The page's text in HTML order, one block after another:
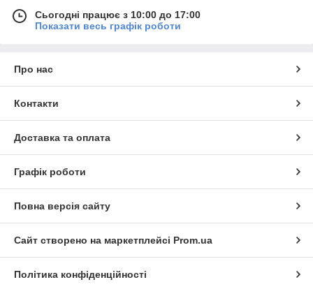
Сьогодні працює з 10:00 до 17:00
Показати весь графік роботи
Про нас
Контакти
Доставка та оплата
Графік роботи
Повна версія сайту
Сайт створено на маркетплейсі Prom.ua
Політика конфіденційності